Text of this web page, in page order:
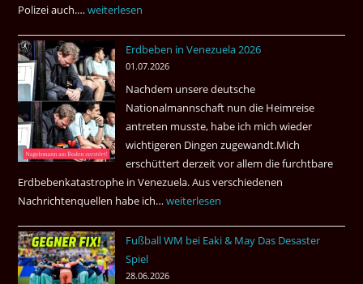
Polizei auch.…Ab
Juli
2026
Thai
Airways
nonstop
nach
Amsterdam.
weiterlesen
Erdbeben in Venezuela 2026
01.07.2026
Nachdem unsere deutsche
Nationalmannschaft nun die Heimreise
antreten musste, habe ich mich wieder
wichtigeren Dingen zugewandt.Mich
erschüttert derzeit vor allem die furchtbare
Erdbebenkatastrophe in Venezuela. Aus verschiedenen
Nachrichtenquellen habe ich…Erdbeben
Venezuela
weiterlesen
Fußball WM bei Eaki & May Das Desaster
Spiel
28.06.2026